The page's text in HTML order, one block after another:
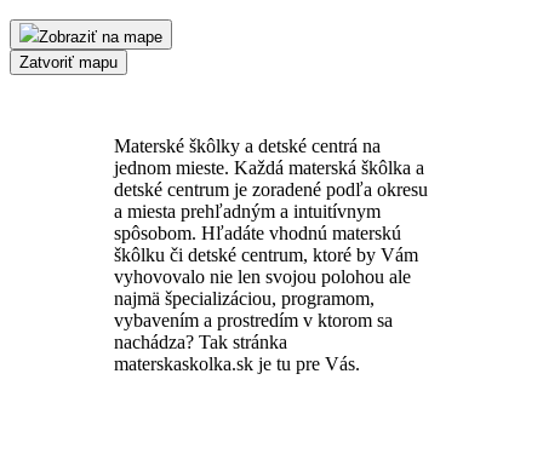
Zobraziť na mape
Zatvoriť mapu
Materské škôlky a detské centrá na
jednom mieste. Každá materská škôlka a
detské centrum je zoradené podľa okresu
a miesta prehľadným a intuitívnym
spôsobom. Hľadáte vhodnú materskú
škôlku či detské centrum, ktoré by Vám
vyhovovalo nie len svojou polohou ale
najmä špecializáciou, programom,
vybavením a prostredím v ktorom sa
nachádza? Tak stránka
materskaskolka.sk je tu pre Vás.